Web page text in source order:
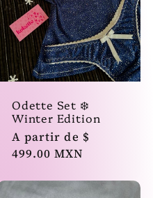
Odette Set ❄️
Winter Edition
Precio
habitual
A partir de $
499.00 MXN